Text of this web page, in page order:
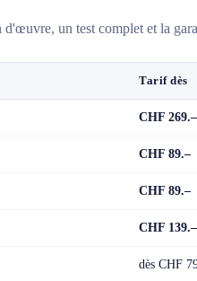
un test complet et la
Tarif dès
CHF 269.–
CHF 89.–
CHF 89.–
CHF 139.–
dès CHF